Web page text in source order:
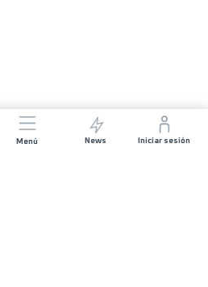
Menú News Iniciar sesión